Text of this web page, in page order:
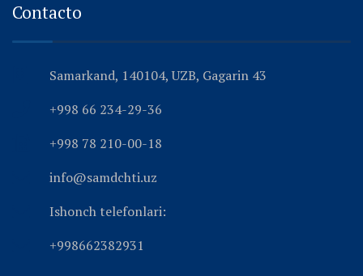
Contacto
Samarkand, 140104, UZB, Gagarin 43
+998 66 234-29-36
+998 78 210-00-18
info@samdchti.uz
Ishonch telefonlari:
+998662382931